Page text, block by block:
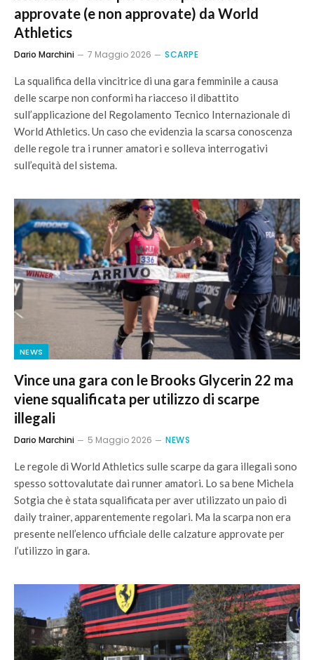
approvate (e non approvate) da World
Athletics
Dario Marchini 7 Maggio 2026 SCARPE
La squalifica della vincitrice di una gara femminile a causa
delle scarpe non conformi ha riacceso il dibattito
sull’applicazione del Regolamento Tecnico Internazionale di
World Athletics. Un caso che evidenzia la scarsa conoscenza
delle regole tra i runner amatori e solleva interrogativi
sull’equità del sistema.
NEWS
Vince una gara con le Brooks Glycerin 22 ma
viene squalificata per utilizzo di scarpe
illegali
Dario Marchini 5 Maggio 2026 NEWS
Le regole di World Athletics sulle scarpe da gara illegali sono
spesso sottovalutate dai runner amatori. Lo sa bene Michela
Sotgia che è stata squalificata per aver utilizzato un paio di
daily trainer, apparentemente regolari. Ma la scarpa non era
presente nell’elenco ufficiale delle calzature approvate per
l’utilizzo in gara.